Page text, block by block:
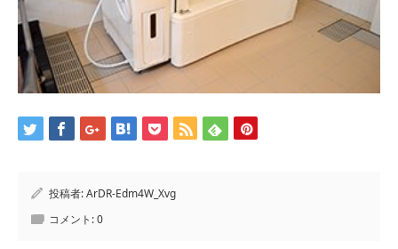
投稿者:ArDR-Edm4W_Xvg
コメント:0